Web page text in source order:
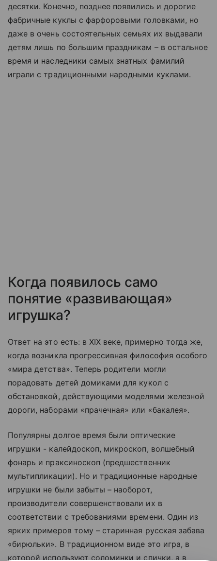
десятки. Конечно, позднее появились и дорогие
фабричные куклы с фарфоровыми головками, но
даже в очень состоятельных семьях их выдавали
детям лишь по большим праздникам – в остальное
время и наследники самых знатных фамилий
играли с традиционными народными куклами.
Когда появилось само
понятие «развивающая»
игрушка?
Ответ на это есть: в XIX веке, примерно тогда же,
когда возникла прогрессивная философия особого
«мира детства». Теперь родители могли
порадовать детей домиками для кукол с
обстановкой, действующими моделями железной
дороги, наборами «прачечная» или «бакалея».
Популярны долгое время были оптические
игрушки - калейдоскоп, микроскоп, волшебный
фонарь и праксиноскоп (предшественник
мультипликации). Но и традиционные народные
игрушки не были забыты – наоборот,
производители совершенствовали их в
соответствии с требованиями времени. Один из
ярких примеров тому – старинная русская забава
«бирюльки». В традиционном виде это игра, в
которой используют соломинки и спички, а в